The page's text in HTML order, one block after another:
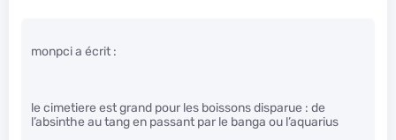
monpci a écrit :
le cimetiere est grand pour les boissons disparue : de
l’absinthe au tang en passant par le banga ou l’aquarius